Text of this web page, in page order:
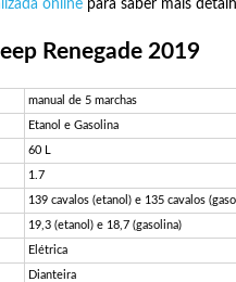
online para saber mais
Renegade 2019
manual de 5 marchas
Etanol e Gasolina
60 L
1.7
139 cavalos (etanol) e 135 cavalos
19,3 (etanol) e 18,7 (gasolina)
Elétrica
Dianteira